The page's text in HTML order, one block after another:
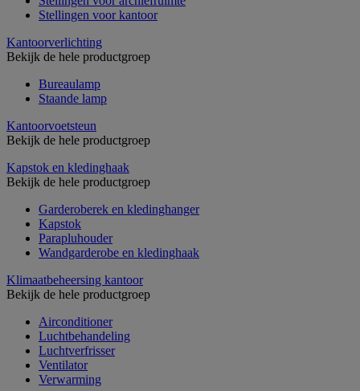
Stellingen voor kantoor
Kantoorverlichting
Bekijk de hele productgroep
Bureaulamp
Staande lamp
Kantoorvoetsteun
Bekijk de hele productgroep
Kapstok en kledinghaak
Bekijk de hele productgroep
Garderoberek en kledinghanger
Kapstok
Parapluhouder
Wandgarderobe en kledinghaak
Klimaatbeheersing kantoor
Bekijk de hele productgroep
Airconditioner
Luchtbehandeling
Luchtverfrisser
Ventilator
Verwarming